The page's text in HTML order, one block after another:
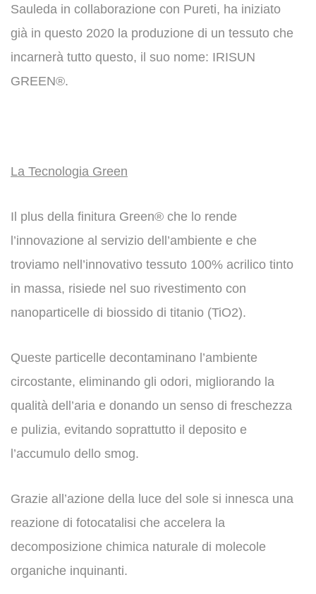
Sauleda in collaborazione con Pureti, ha iniziato
già in questo 2020 la produzione di un tessuto che
incarnerà tutto questo, il suo nome: IRISUN
GREEN®.
La Tecnologia Green
Il plus della finitura Green® che lo rende
l’innovazione al servizio dell’ambiente e che
troviamo nell’innovativo tessuto 100% acrilico tinto
in massa, risiede nel suo rivestimento con
nanoparticelle di biossido di titanio (TiO2).
Queste particelle decontaminano l’ambiente
circostante, eliminando gli odori, migliorando la
qualità dell’aria e donando un senso di freschezza
e pulizia, evitando soprattutto il deposito e
l’accumulo dello smog.
Grazie all’azione della luce del sole si innesca una
reazione di fotocatalisi che accelera la
decomposizione chimica naturale di molecole
organiche inquinanti.